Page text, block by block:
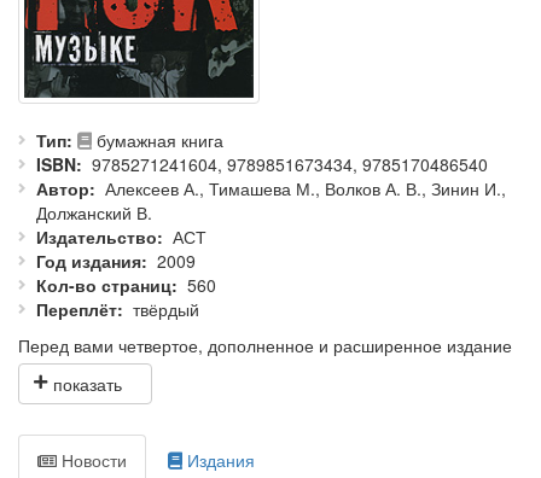
Тип
бумажная книга
ISBN
9785271241604, 9789851673434, 9785170486540
Автор
Алексеев А., Тимашева М., Волков А. В., Зинин И.,
Должанский В.
Издательство
АСТ
Год издания
2009
Кол-во страниц
560
Переплёт
твёрдый
Перед вами четвертое, дополненное и расширенное издание
всероссийской рок-энциклопедии. "Кто есть кто в российской
рок-музыке" построена по общему принципу рок-
Европы, и является в этом ряду основным и регулярно
обновляемым справочным изданием по року в России.
Новости Издания